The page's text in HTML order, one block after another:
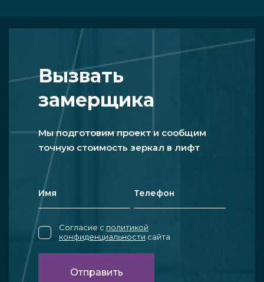
Вызвать
замерщика
Мы подготовим проект и сообщим
точную стоимость зеркал в лифт
Согласие с политикой
конфиденциальности сайта